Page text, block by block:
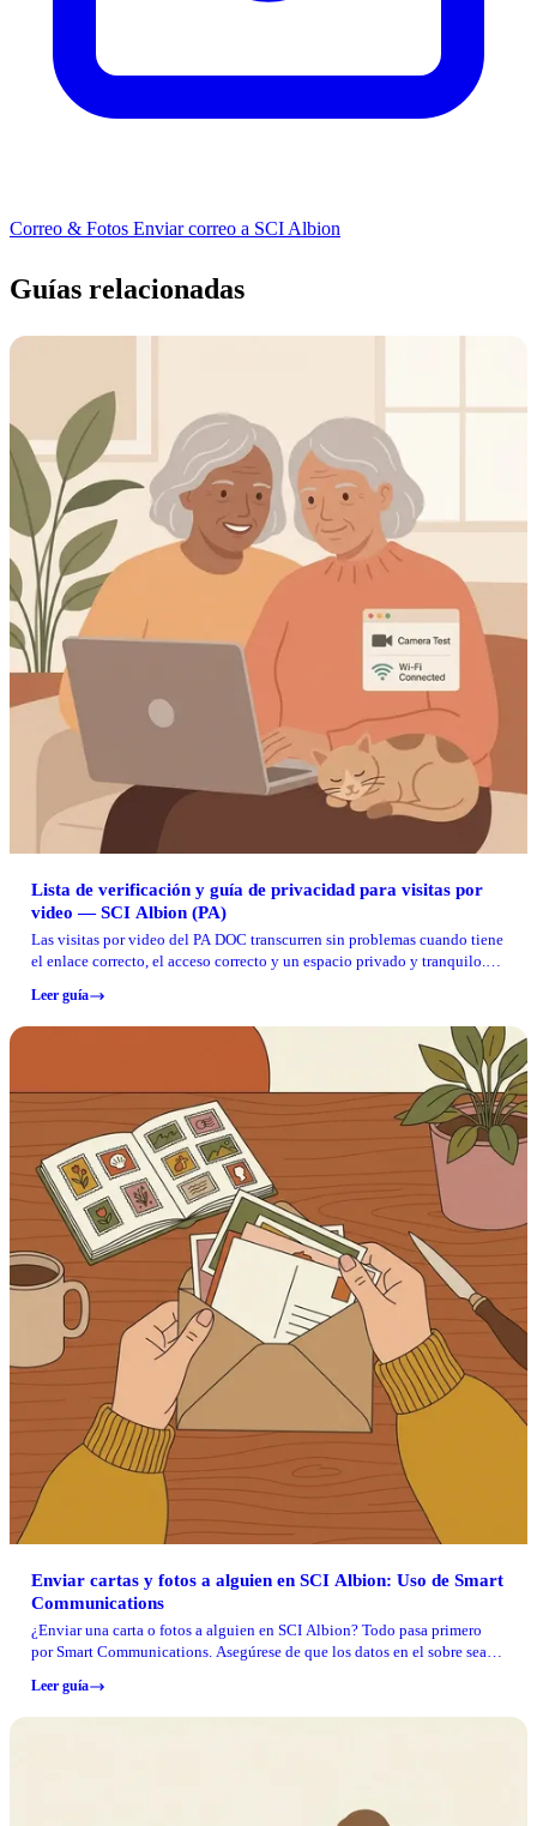
Correo & Fotos Enviar correo a SCI Albion
Guías relacionadas
Lista de verificación y guía de privacidad para visitas por
video — SCI Albion (PA)
Las visitas por video del PA DOC transcurren sin problemas cuando tiene
el enlace correcto, el acceso correcto y un espacio privado y tranquilo.
de privacidad que pueden causar problemas.
Leer guía
Enviar cartas y fotos a alguien en SCI Albion: Uso de Smart
Communications
¿Enviar una carta o fotos a alguien en SCI Albion? Todo pasa primero
por Smart Communications. Asegúrese de que los datos en el sobre sean
a retrasos.
Leer guía